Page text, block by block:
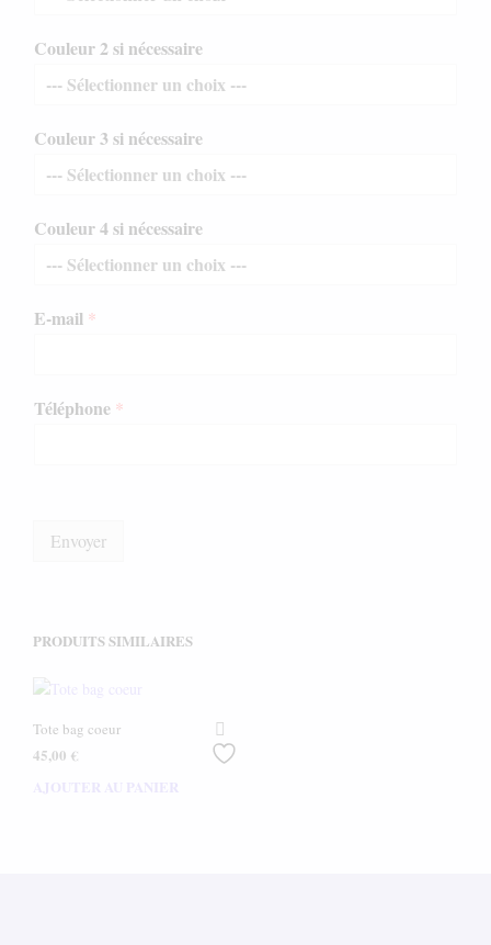
Couleur 2 si nécessaire
3
s
s
Couleur 3 si nécessaire
Couleur 4 si nécessaire
E-mail *
Téléphone *
Envoyer
PRODUITS SIMILAIRES
Tote bag coeur
45,00 €
AJOUTER AU PANIER